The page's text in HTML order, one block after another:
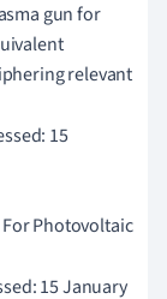
gun for
relevant
15
Photovoltaic
15 January